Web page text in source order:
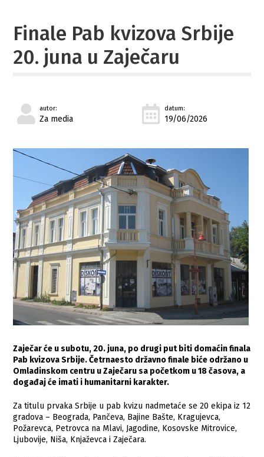
Finale Pab kvizova Srbije
20. juna u Zaječaru
autor:
Za media
datum:
19/06/2026
Zaječar će u subotu, 20. juna, po drugi put biti domaćin finala
Pab kvizova Srbije. Četrnaesto državno finale biće održano u
Omladinskom centru u Zaječaru sa početkom u 18 časova, a
događaj će imati i humanitarni karakter.
Za titulu prvaka Srbije u pab kvizu nadmetaće se 20 ekipa iz 12
gradova – Beograda, Pančeva, Bajine Bašte, Kragujevca,
Požarevca, Petrovca na Mlavi, Jagodine, Kosovske Mitrovice,
Ljubovije, Niša, Knjaževca i Zaječara.